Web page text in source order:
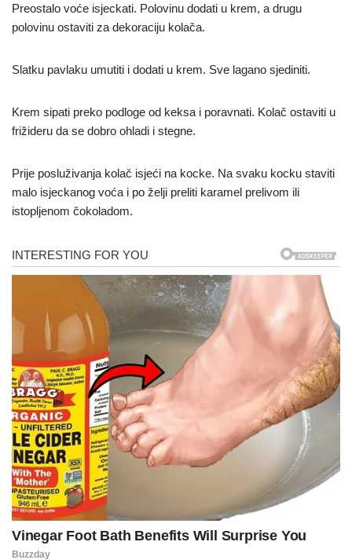
Preostalo voće isjeckati. Polovinu dodati u krem, a drugu
polovinu ostaviti za dekoraciju kolača.
Slatku pavlaku umutiti i dodati u krem. Sve lagano sjediniti.
Krem sipati preko podloge od keksa i poravnati. Kolač ostaviti u
frižideru da se dobro ohladi i stegne.
Prije posluživanja kolač isjeći na kocke. Na svaku kocku staviti
malo isjeckanog voća i po želji preliti karamel prelivom ili
istopljenom čokoladom.